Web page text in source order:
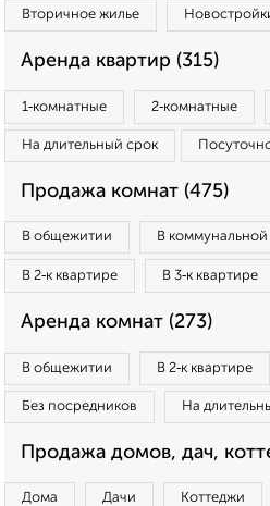
Вторичное жилье
Аренда квартир (315)
1‑комнатные 2‑комнатные
На длительный срок
Продажа комнат (475)
В общежитии В коммунальной
В 2‑к квартире В 3‑к квартире
Аренда комнат (273)
В общежитии В 2‑к квартире
Без посредников На
Продажа домов, дач,
Дома Дачи Коттеджи